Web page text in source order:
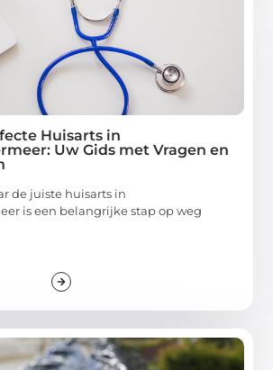
Huisarts in
Uw Gids met Vragen en
de juiste huisarts in
is een belangrijke stap op weg